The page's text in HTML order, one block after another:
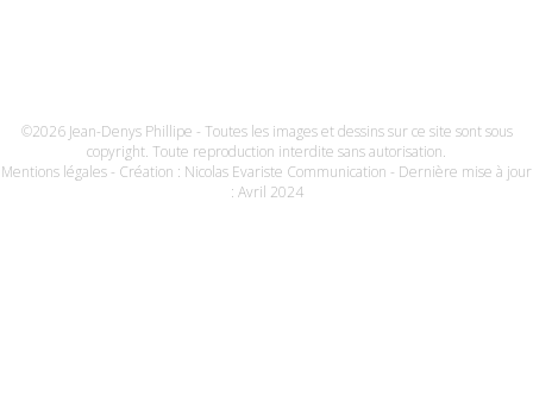
©2026 Jean-Denys Phillipe - Toutes les images et dessins sur ce site sont sous
copyright. Toute reproduction interdite sans autorisation.
Mentions légales - Création : Nicolas Evariste Communication - Dernière mise à jour
: Avril 2024